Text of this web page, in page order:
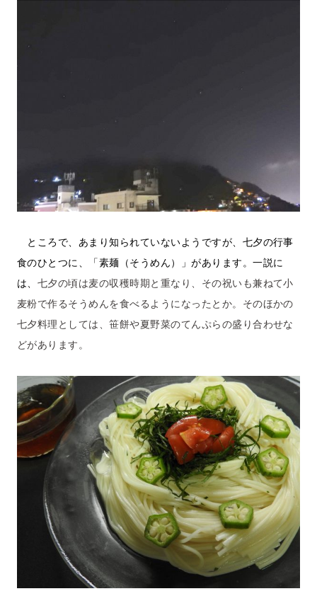
ところで、あまり知られていないようですが、七夕の行事
食のひとつに、「素麺（そうめん）」があります。一説に
は、 七夕の頃は麦の収穫時期と重なり、その祝いも兼ねて小
麦粉で作るそうめんを食べるようになったとか。そのほかの
七夕料理としては、笹餅や夏野菜のてんぷらの盛り合わせな
どがあります。